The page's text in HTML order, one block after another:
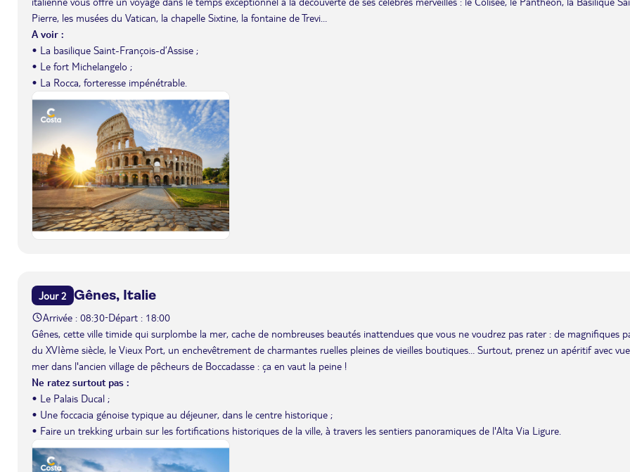
Pierre, les musées du Vatican, la chapelle Sixtine, la fontaine de Trevi…
A voir :
• La basilique Saint-François-d’Assise ;
• Le fort Michelangelo ;
• La Rocca, forteresse impénétrable.
Jour 2 Gênes, Italie
Arrivée : 08:30-Départ : 18:00
Gênes, cette ville timide qui surplombe la mer, cache de nombreuses beautés inattendues que vous ne voudrez pas rater : de magnifiques
du XVIème siècle, le Vieux Port, un enchevêtrement de charmantes ruelles pleines de vieilles boutiques… Surtout, prenez un apéritif avec vue
mer dans l'ancien village de pêcheurs de Boccadasse : ça en vaut la peine !
Ne ratez surtout pas :
• Le Palais Ducal ;
• Une foccacia génoise typique au déjeuner, dans le centre historique ;
• Faire un trekking urbain sur les fortifications historiques de la ville, à travers les sentiers panoramiques de l'Alta Via Ligure.